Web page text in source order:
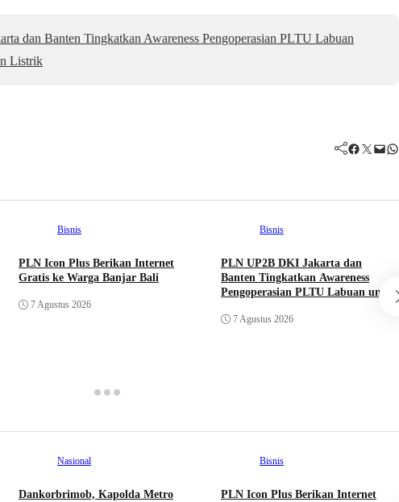
dan Banten Tingkatkan Awareness Pengoperasian PLTU Labuan
Listrik
Facebook Twitter Mail WhatsApp
Bisnis
PLN Icon Plus Berikan Internet
Gratis ke Warga Banjar Bali
7 Agustus 2026
Bisnis
PLN UP2B DKI Jakarta dan
Banten Tingkatkan Awareness
Pengoperasian PLTU Labuan untuk
Perkuat Keandalan Pasokan Listrik
7 Agustus 2026
Nasional
Dankorbrimob, Kapolda Metro
Bisnis
PLN Icon Plus Berikan Internet